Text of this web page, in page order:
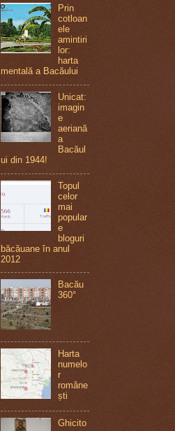
Prin
cotloan
ele
amintiri
lor:
harta
mentală a Bacăului
Unicat:
imagin
e
aeriană
a
Bacăul
ui din 1944!
Topul
celor
mai
popular
e
bloguri
băcăuane în anul
2012
Bacău
360°
Harta
numelo
r
române
ști
Ghicito